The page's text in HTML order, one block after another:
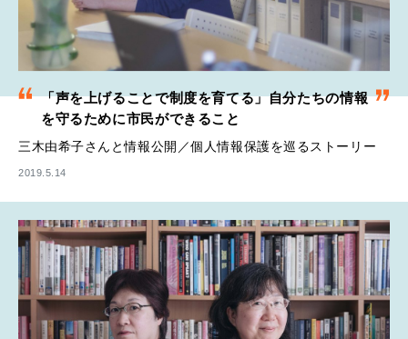
「声を上げることで制度を育てる」自分たちの情報
を守るために市民ができること
三木由希子さんと情報公開／個人情報保護を巡るストーリー
2019.5.14